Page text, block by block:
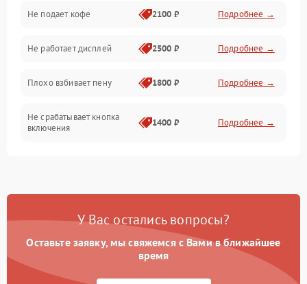
Не подает кофе 2100 ₽ Подробнее →
Не работает дисплей 2500 ₽ Подробнее →
Плохо взбивает пену 1800 ₽ Подробнее →
Не срабатывает кнопка
включения
1400 ₽ Подробнее →
Постоянные сбои в работе 1500 ₽ Подробнее →
У Вас остались вопросы?
Оставьте заявку, мы свяжемся с Вами в ближайшее
время